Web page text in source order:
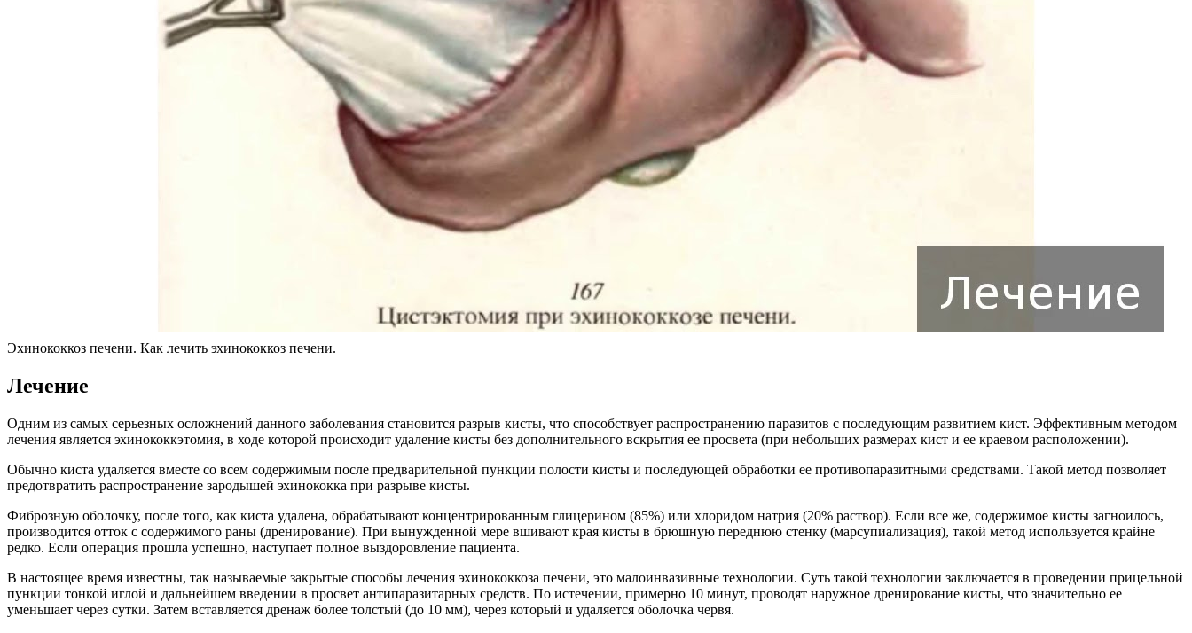
Эхинококкоз печени. Как лечить эхинококкоз печени.
Лечение
Одним из самых серьезных осложнений данного заболевания становится разрыв кисты, что способствует распространению паразитов с последующим развитием кист. Эффективным методом
лечения является эхинококкэтомия, в ходе которой происходит удаление кисты без дополнительного вскрытия ее просвета (при небольших размерах кист и ее краевом расположении).
Обычно киста удаляется вместе со всем содержимым после предварительной пункции полости кисты и последующей обработки ее противопаразитными средствами. Такой метод позволяет
предотвратить распространение зародышей эхинококка при разрыве кисты.
Фиброзную оболочку, после того, как киста удалена, обрабатывают концентрированным глицерином (85%) или хлоридом натрия (20% раствор). Если все же, содержимое кисты загноилось,
производится отток с содержимого раны (дренирование). При вынужденной мере вшивают края кисты в брюшную переднюю стенку (марсупиализация), такой метод используется крайне
редко. Если операция прошла успешно, наступает полное выздоровление пациента.
В настоящее время известны, так называемые закрытые способы лечения эхинококкоза печени, это малоинвазивные технологии. Суть такой технологии заключается в проведении прицельной
пункции тонкой иглой и дальнейшем введении в просвет антипаразитарных средств. По истечении, примерно 10 минут, проводят наружное дренирование кисты, что значительно ее
уменьшает через сутки. Затем вставляется дренаж более толстый (до 10 мм), через который и удаляется оболочка червя.